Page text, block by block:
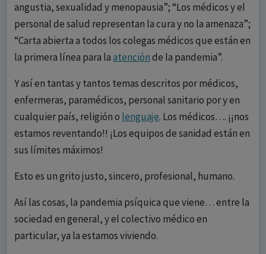
angustia, sexualidad y menopausia”; “Los médicos y el
personal de salud representan la cura y no la amenaza”;
“Carta abierta a todos los colegas médicos que están en
la primera línea para laatenciónde la pandemia”.
Y así en tantas y tantos temas descritos por médicos,
enfermeras, paramédicos, personal sanitario por y en
cualquier país, religión o lenguaje. Los médicos…. ¡¡nos
estamos reventando!! ¡Los equipos de sanidad están en
sus límites máximos!
Esto es un grito justo, sincero, profesional, humano.
Así las cosas, la pandemia psíquica que viene… entre la
sociedad en general, y el colectivo médico en
particular, ya la estamos viviendo.